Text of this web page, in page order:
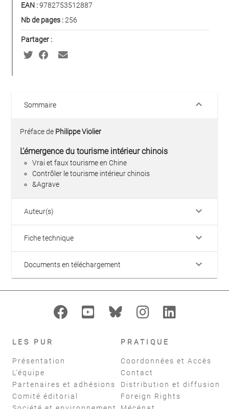
EAN :9782753512887
Nb de pages :256
Partager :
Sommaire keyboard_arrow_down
Préface de Philippe Violier
L’émergence du tourisme intérieur chinois
Vrai et faux tourisme en Chine
Contrôler le tourisme intérieur chinois
&Agrave
Auteur(s) keyboard_arrow_down
Fiche technique keyboard_arrow_down
Documents en téléchargement keyboard_arrow_down
LES PUR
Présentation
L'équipe
Partenaires et adhésions
Comité éditorial
PRATIQUE
Coordonnées et Accès
Contact
Distribution et diffusion
Foreign Rights